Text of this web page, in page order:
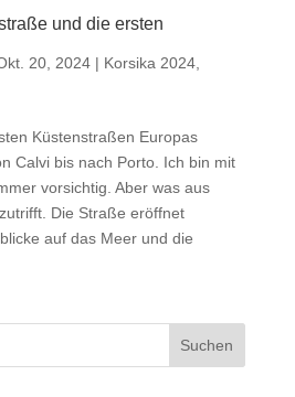
und die ersten
20, 2024| Korsika 2024,
Küstenstraßen Europas
Calvi bis nach Porto. Ich bin mit
vorsichtig. Aber was aus
Die Straße eröffnet
auf das Meer und die
Suchen